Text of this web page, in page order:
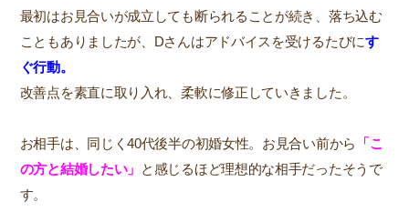
最初はお見合いが成立しても断られることが続き、落ち込む
こともありましたが、Dさんはアドバイスを受けるたびにす
ぐ行動。
改善点を素直に取り入れ、柔軟に修正していきました。
お相手は、同じく40代後半の初婚女性。お見合い前から
「こ
の方と結婚したい」 と感じるほど理想的な相手だったそうで
す。